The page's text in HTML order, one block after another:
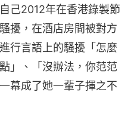
己2012年在香港錄製節
擾，在酒店房間被對方
行言語上的騷擾「怎麼
」、「沒辦法，你范范
幕成了她一輩子揮之不